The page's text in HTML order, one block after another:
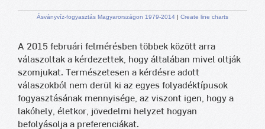
Ásványvíz-fogyasztás Magyarországon 1979-2014 | Create line charts
A 2015 februári felmérésben többek között arra
válaszoltak a kérdezettek, hogy általában mivel oltják
szomjukat. Természetesen a kérdésre adott
válaszokból nem derül ki az egyes folyadéktípusok
fogyasztásának mennyisége, az viszont igen, hogy a
lakóhely, életkor, jövedelmi helyzet hogyan
befolyásolja a preferenciákat.